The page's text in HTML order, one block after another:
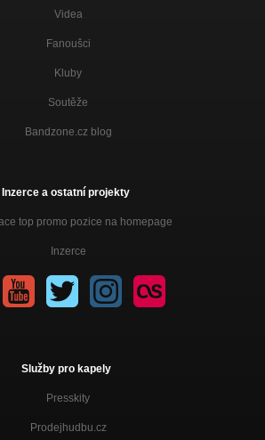
Videa
Fanoušci
Kluby
Soutěže
Bandzone.cz blog
Inzerce a ostatní projekty
top promo pozice na homepage
Inzerce
Služby pro kapely
Presskity
Prodejhudbu.cz